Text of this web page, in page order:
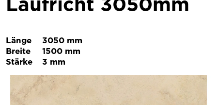
Länge
3050 mm
Breite
1500 mm
Stärke
3 mm